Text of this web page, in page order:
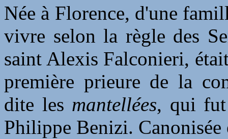
Née à Florence, d'une
vivre selon la règle des
saint Alexis Falconieri,
première prieure de la
dite les mantellées, qui fut
Philippe Benizi. Canonisée